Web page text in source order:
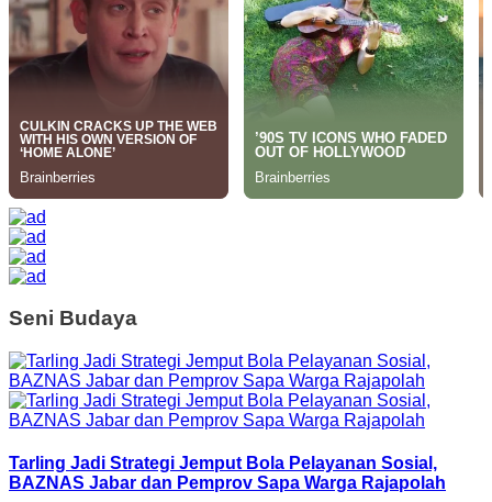
Seni Budaya
Tarling Jadi Strategi Jemput Bola Pelayanan Sosial,
BAZNAS Jabar dan Pemprov Sapa Warga Rajapolah